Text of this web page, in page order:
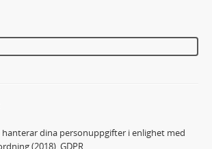
dina personuppgifter i enlighet med
(2018), GDPR.